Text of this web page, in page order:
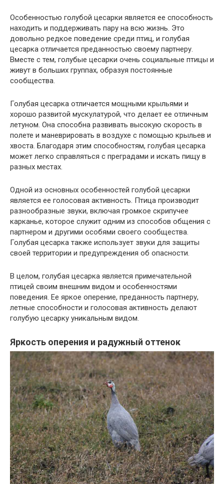
Особенностью голубой цесарки является ее способность
находить и поддерживать пару на всю жизнь. Это
довольно редкое поведение среди птиц, и голубая
цесарка отличается преданностью своему партнеру.
Вместе с тем, голубые цесарки очень социальные птицы и
живут в больших группах, образуя постоянные
сообщества.
Голубая цесарка отличается мощными крыльями и
хорошо развитой мускулатурой, что делает ее отличным
летуном. Она способна развивать высокую скорость в
полете и маневрировать в воздухе с помощью крыльев и
хвоста. Благодаря этим способностям, голубая цесарка
может легко справляться с преградами и искать пищу в
разных местах.
Одной из основных особенностей голубой цесарки
является ее голосовая активность. Птица производит
разнообразные звуки, включая громкое скрипучее
карканье, которое служит одним из способов общения с
партнером и другими особями своего сообщества.
Голубая цесарка также использует звуки для защиты
своей территории и предупреждения об опасности.
В целом, голубая цесарка является примечательной
птицей своим внешним видом и особенностями
поведения. Ее яркое оперение, преданность партнеру,
летные способности и голосовая активность делают
голубую цесарку уникальным видом.
Яркость оперения и радужный оттенок